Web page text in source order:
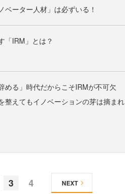
ベーター人材」は必ずいる！
「IRM」とは？
める」時代だからこそIRMが不可欠
整えてもイノベーションの芽は摘まれ
3 4 NEXT